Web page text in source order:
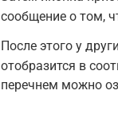
сообщение о том,
После этого у
отобразится в
перечнем можно